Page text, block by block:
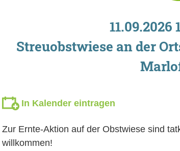
11.09.2026
Streuobstwiese an der
In Kalender eintragen
Zur Ernte-Aktion auf der Obstwiese sind
willkommen!